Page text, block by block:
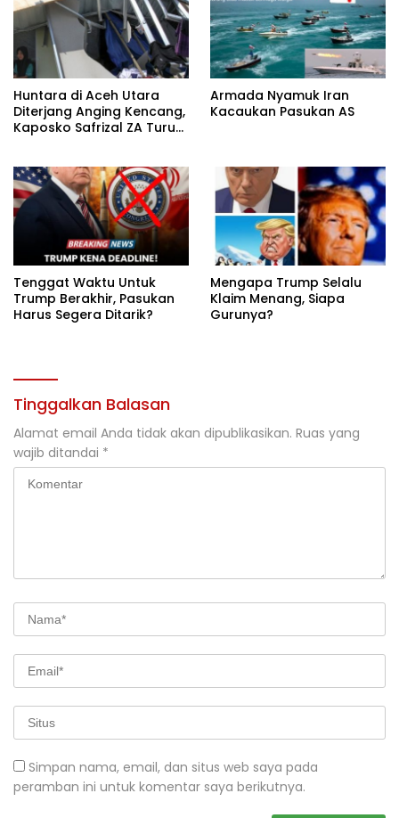
Huntara di Aceh Utara
Diterjang Anging Kencang,
Kaposko Safrizal ZA Turun
Armada Nyamuk Iran
Kacaukan Pasukan AS
Tenggat Waktu Untuk
Trump Berakhir, Pasukan
Harus Segera Ditarik?
Mengapa Trump Selalu
Klaim Menang, Siapa
Gurunya?
Tinggalkan Balasan
Alamat email Anda tidak akan dipublikasikan. Ruas yang
wajib ditandai *
Simpan nama, email, dan situs web saya pada
peramban ini untuk komentar saya berikutnya.